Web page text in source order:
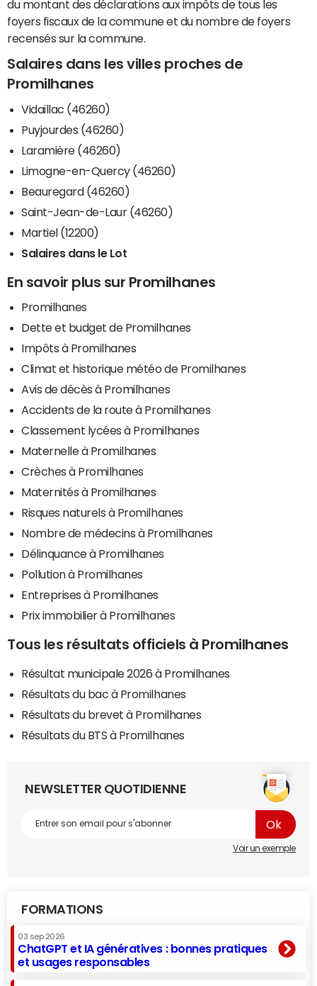
du montant des déclarations aux impôts de tous les
foyers fiscaux de la commune et du nombre de foyers
recensés sur la commune.
Salaires dans les villes proches de
Promilhanes
Vidaillac (46260)
Puyjourdes (46260)
Laramière (46260)
Limogne-en-Quercy (46260)
Beauregard (46260)
Saint-Jean-de-Laur (46260)
Martiel (12200)
Salaires dans le Lot
En savoir plus sur Promilhanes
Promilhanes
Dette et budget de Promilhanes
Impôts à Promilhanes
Climat et historique météo de Promilhanes
Avis de décès à Promilhanes
Accidents de la route à Promilhanes
Classement lycées à Promilhanes
Maternelle à Promilhanes
Crèches à Promilhanes
Maternités à Promilhanes
Risques naturels à Promilhanes
Nombre de médecins à Promilhanes
Délinquance à Promilhanes
Pollution à Promilhanes
Entreprises à Promilhanes
Prix immobilier à Promilhanes
Tous les résultats officiels à Promilhanes
Résultat municipale 2026 à Promilhanes
Résultats du bac à Promilhanes
Résultats du brevet à Promilhanes
Résultats du BTS à Promilhanes
NEWSLETTER QUOTIDIENNE
Voir un exemple
FORMATIONS
03 sep 2026
ChatGPT et IA génératives : bonnes pratiques
et usages responsables